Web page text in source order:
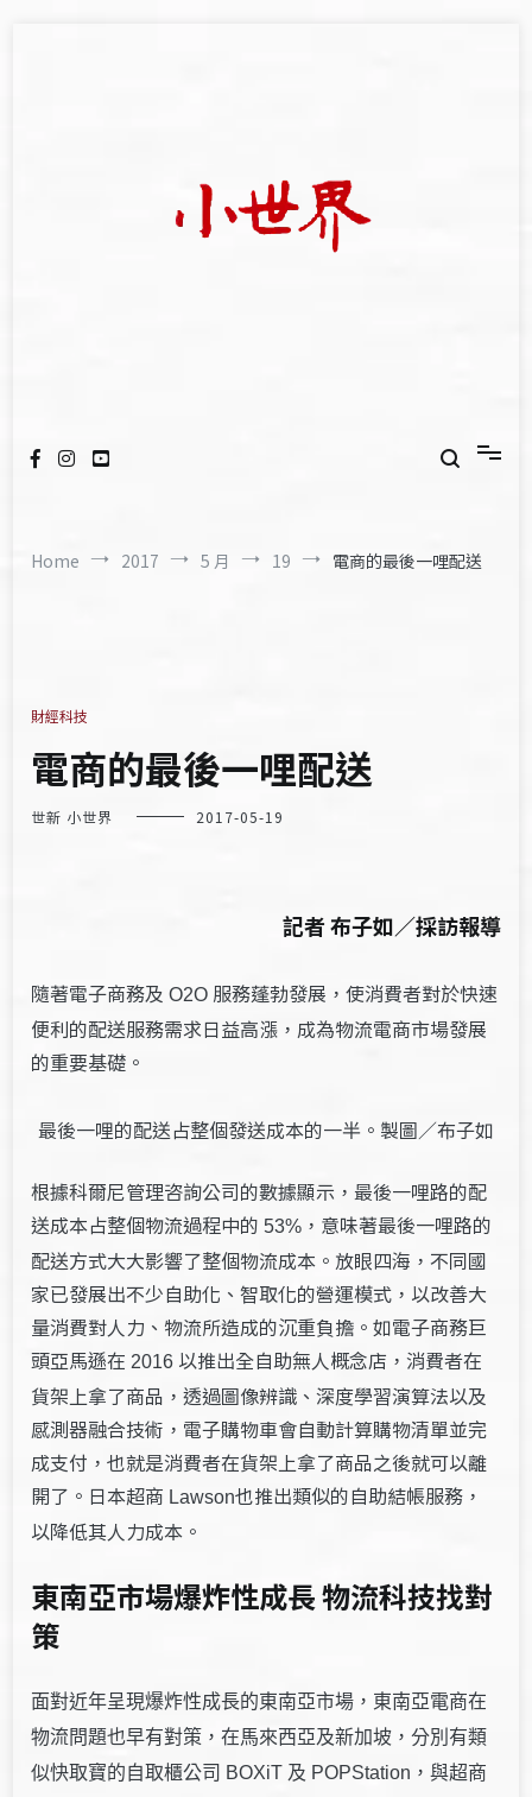
Home 2017 5 月 19 電商的最後一哩配送
財經科技
電商的最後一哩配送
世新 小世界 2017-05-19
記者 布子如／採訪報導
隨著電子商務及O2O 服務蓬勃發展，使消費者對於快速
便利的配送服務需求日益高漲，成為物流電商市場發展
的重要基礎。
最後一哩的配送占整個發送成本的一半。製圖／布子如
根據科爾尼管理咨詢公司的數據顯示，最後一哩路的配
送成本占整個物流過程中的53% ，意味著最後一哩路的
配送方式大大影響了整個物流成本。放眼四海，不同國
家已發展出不少自助化、智取化的營運模式，以改善大
量消費對人力、物流所造成的沉重負擔。如電子商務巨
頭亞馬遜在 2016 以推出全自助無人概念店，消費者在
貨架上拿了商品，透過圖像辨識、深度學習演算法以及
感測器融合技術，電子購物車會自動計算購物清單並完
成支付，也就是消費者在貨架上拿了商品之後就可以離
開了。日本超商 Lawson也推出類似的自助結帳服務，
以降低其人力成本。
東南亞市場爆炸性成長 物流科技找對
策
面對近年呈現爆炸性成長的東南亞市場，東南亞電商在
物流問題也早有對策，在馬來西亞及新加坡，分別有類
似快取寶的自取櫃公司 BOXiT 及 POPStation，與超商